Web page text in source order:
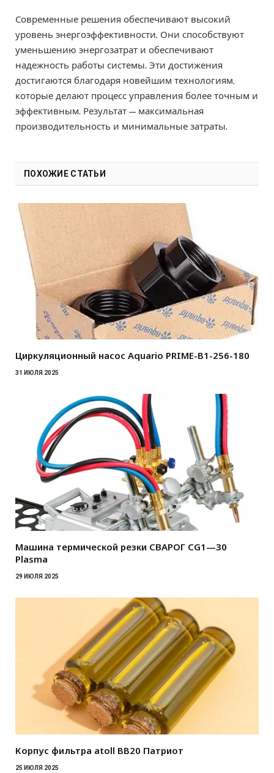
Современные решения обеспечивают высокий
уровень энергоэффективности. Они способствуют
уменьшению энергозатрат и обеспечивают
надежность работы системы. Эти достижения
достигаются благодаря новейшим технологиям,
которые делают процесс управления более точным и
эффективным. Результат — максимальная
производительность и минимальные затраты.
ПОХОЖИЕ СТАТЬИ
Циркуляционный насос Aquario PRIME-B1-256-180
31 ИЮЛЯ 2025
Машина термической резки СВАРОГ CG1—30
Plasma
29 ИЮЛЯ 2025
Корпус фильтра atoll BB20 Патриот
25 ИЮЛЯ 2025